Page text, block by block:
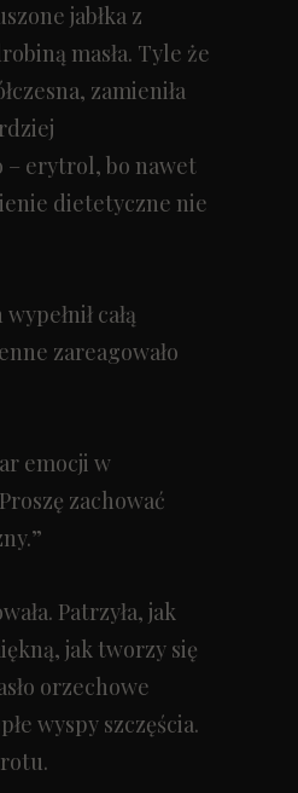
jabłka z
masła. Tyle że
zamieniła
erytrol, bo nawet
dietetyczne nie
całą
zareagowało
emocji w
zachować
Patrzyła, jak
jak tworzy się
orzechowe
wyspy szczęścia.